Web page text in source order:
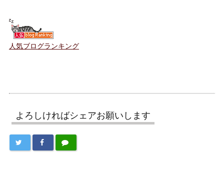
人気ブログランキング
よろしければシェアお願いします